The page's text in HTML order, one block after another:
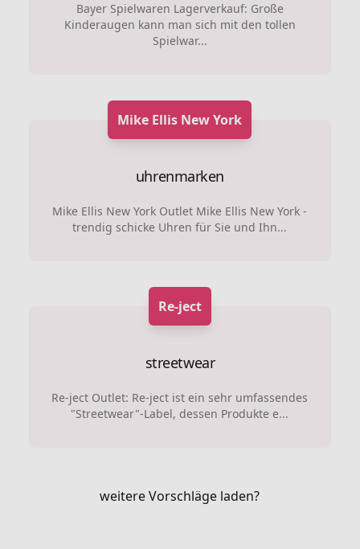
Bayer Spielwaren Lagerverkauf: Große
Kinderaugen kann man sich mit den tollen
Spielwar...
Mike Ellis New York
uhrenmarken
Mike Ellis New York Outlet Mike Ellis New York -
trendig schicke Uhren für Sie und Ihn...
Re-ject
streetwear
Re-ject Outlet: Re-ject ist ein sehr umfassendes
"Streetwear"-Label, dessen Produkte e...
weitere Vorschläge laden?